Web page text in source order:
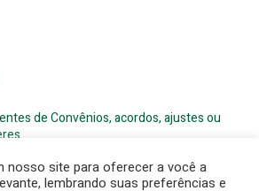
de Convênios, acordos, ajustes ou
nosso site para oferecer a você a
lembrando suas preferências e